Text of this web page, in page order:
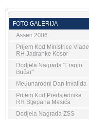
FOTO GALERIJA
Assen 2006
Prijem Kod Ministrice Vlade
RH Jadranke Kosor
Dodjela Nagrada "Franjo
Bučar"
Međunarodni Dan Invalida
Prijem Kod Predsjednika
RH Stjepana Mesića
Dodjela Nagrada ZSS